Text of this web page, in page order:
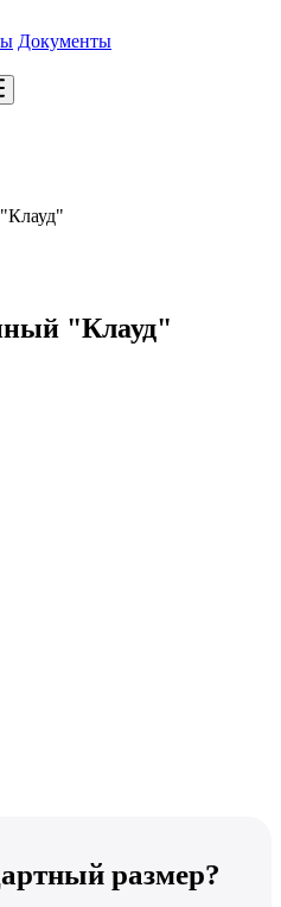
Документы
"Клауд"
размер?